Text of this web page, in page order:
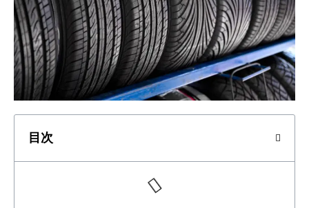
目次